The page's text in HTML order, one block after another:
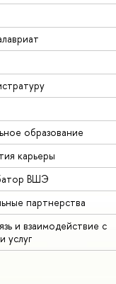
образование
карьеры
ВШЭ
партнерства
и взаимодействие с
услуг